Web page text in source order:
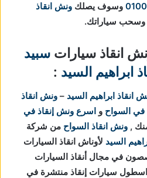
وسوف يصلك ونش انقاذ
وسحب سياراتك.
انقاذ سيارات سبيد
ابراهيم السيد :
ابراهيم السيد – ونش انقاذ
السواح و اسرع ونش إنقاذ في
, ونش انقاذ السواح من شركة
السيد لأوناش انقاذ السيارات
عاما ومتخصصون في مجال أنقاذ السيارات
اسطول سيارات إنقاذ منتشرة في